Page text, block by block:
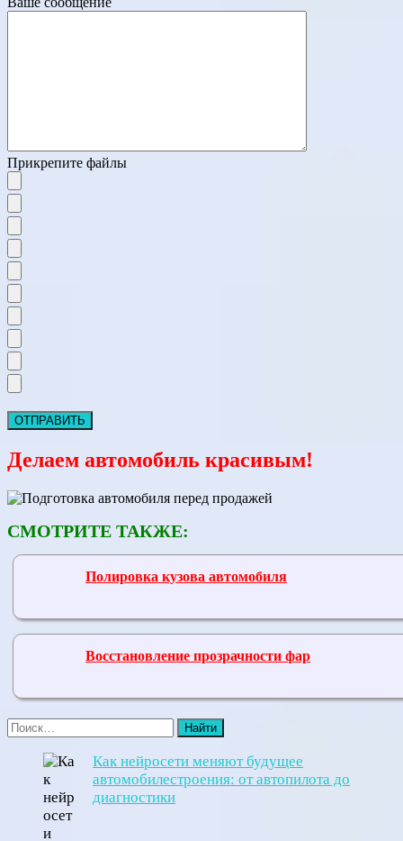
Прикрепите файлы
Делаем автомобиль красивым!
СМОТРИТЕ ТАКЖЕ:
Полировка кузова автомобиля
Восстановление прозрачности фар
Как нейросети меняют будущее
автомобилестроения: от автопилота до
диагностики